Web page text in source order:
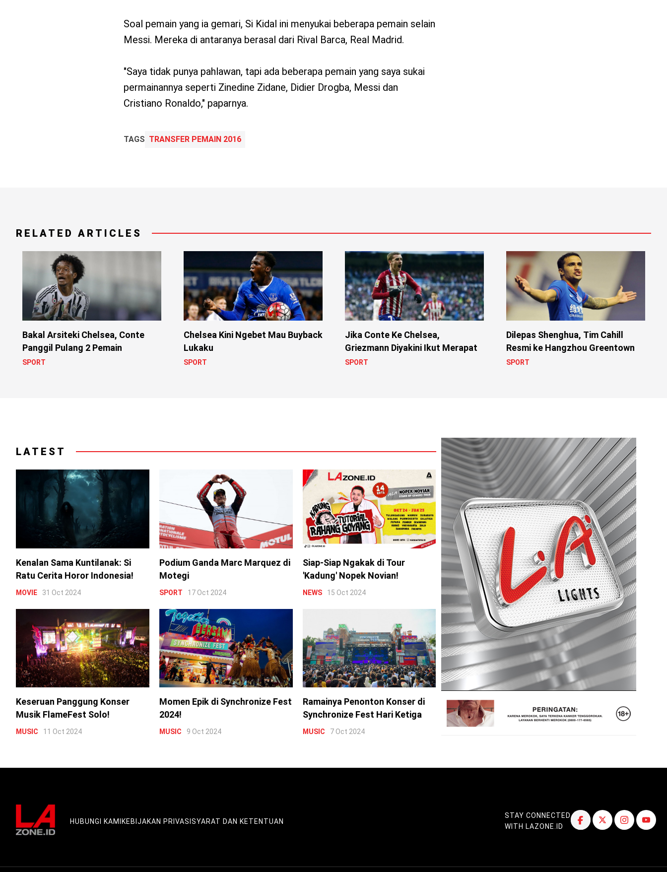
Soal pemain yang ia gemari, Si Kidal ini menyukai beberapa pemain selain
Messi. Mereka di antaranya berasal dari Rival Barca, Real Madrid.‎
‎"Saya tidak punya pahlawan, tapi ada beberapa pemain yang saya sukai
permainannya seperti Zinedine Zidane, Didier Drogba, Messi dan
Cristiano Ronaldo," paparnya.
TAGS TRANSFER PEMAIN 2016
RELATED ARTICLES
Bakal Arsiteki Chelsea, Conte
Panggil Pulang 2 Pemain
SPORT
Chelsea Kini Ngebet Mau Buyback
Lukaku
SPORT
Jika Conte Ke Chelsea,
Griezmann Diyakini Ikut Merapat
SPORT
Dilepas Shenghua, Tim Cahill
Resmi ke Hangzhou Greentown
SPORT
LATEST
Kenalan Sama Kuntilanak: Si
Ratu Cerita Horor Indonesia!
MOVIE 31 Oct 2024
Podium Ganda Marc Marquez di
Motegi
SPORT 17 Oct 2024
Siap-Siap Ngakak di Tour
'Kadung' Nopek Novian!
NEWS 15 Oct 2024
Keseruan Panggung Konser
Musik FlameFest Solo!
MUSIC 11 Oct 2024
Momen Epik di Synchronize Fest
2024!
MUSIC 9 Oct 2024
Ramainya Penonton Konser di
Synchronize Fest Hari Ketiga
MUSIC 7 Oct 2024
HUBUNGI KAMI KEBIJAKAN PRIVASI SYARAT DAN KETENTUAN
STAY CONNECTED
WITH LAZONE.ID